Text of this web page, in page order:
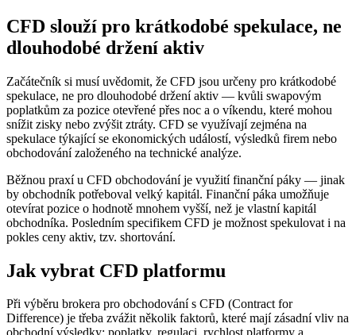
CFD slouží pro krátkodobé spekulace, ne
dlouhodobé držení aktiv
Začátečník si musí uvědomit, že CFD jsou určeny pro krátkodobé
spekulace, ne pro dlouhodobé držení aktiv — kvůli swapovým
poplatkům za pozice otevřené přes noc a o víkendu, které mohou
snížit zisky nebo zvýšit ztráty. CFD se využívají zejména na
spekulace týkající se ekonomických událostí, výsledků firem nebo
obchodování založeného na technické analýze.
Běžnou praxí u CFD obchodování je využití finanční páky — jinak
by obchodník potřeboval velký kapitál. Finanční páka umožňuje
otevírat pozice o hodnotě mnohem vyšší, než je vlastní kapitál
obchodníka. Posledním specifikem CFD je možnost spekulovat i na
pokles ceny aktiv, tzv. shortování.
Jak vybrat CFD platformu
Při výběru brokera pro obchodování s CFD (Contract for
Difference) je třeba zvážit několik faktorů, které mají zásadní vliv na